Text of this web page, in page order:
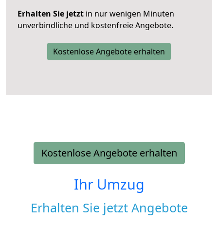
Erhalten Sie jetzt in nur wenigen Minuten
unverbindliche und kostenfreie Angebote.
Kostenlose Angebote erhalten
Kostenlose Angebote erhalten
Ihr Umzug
Erhalten Sie jetzt Angebote